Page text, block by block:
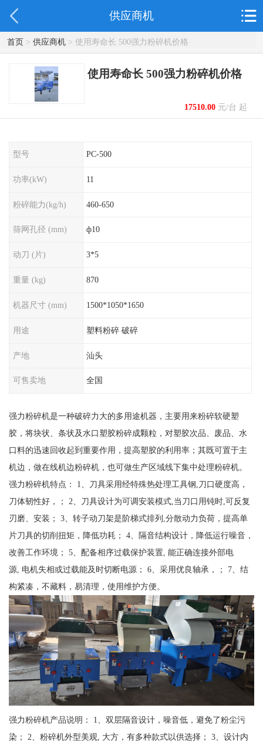
供应商机
首页> 供应商机> 使用寿命长 500强力粉碎机价格
使用寿命长 500强力粉碎机价格
17510.00元/台 起
型号 PC-500
功率(kW) 11
粉碎能力(kg/h) 460-650
筛网孔径 (mm) ф10
动刀 (片) 3*5
重量 (kg) 870
机器尺寸 (mm) 1500*1050*1650
用途 塑料粉碎 破碎
产地 汕头
可售卖地 全国
强力粉碎机是一种破碎力大的多用途机器，主要用来粉碎软硬塑
胶，将块状、条状及水口塑胶粉碎成颗粒，对塑胶次品、废品、水
口料的迅速回收起到重要作用，提高塑胶的利用率；其既可置于主
机边，做在线机边粉碎机，也可做生产区域线下集中处理粉碎机。
强力粉碎机特点： 1、刀具采用经特殊热处理工具钢,刀口硬度高，
刀体韧性好，； 2、刀具设计为可调安装模式,当刀口用钝时,可反复
刃磨、安装； 3、转子动刀架是阶梯式排列,分散动力负荷，提高单
片刀具的切削扭矩，降低功耗； 4、隔音结构设计，降低运行噪音，
改善工作环境； 5、配备相序过载保护装置, 能正确连接外部电
源, 电机失相或过载能及时切断电源； 6、采用优良轴承，； 7、结
构紧凑，不藏料，易清理，使用维护方便。
强力粉碎机产品说明： 1、双层隔音设计，噪音低，避免了粉尘污
染； 2、粉碎机外型美观, 大方，有多种款式以供选择； 3、设计内